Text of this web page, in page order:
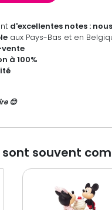
d'excellentes notes :
aux Pays-Bas et en
vente
à 100%
😊
souvent